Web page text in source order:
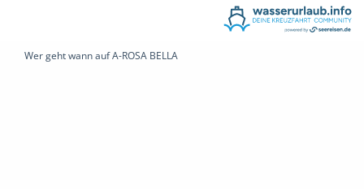
Wer geht wann auf A-ROSA BELLA